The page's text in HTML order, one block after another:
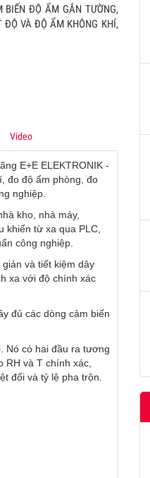
CO, BỘ ĐIỀU KHIỂN
CO 4-20MA, TỦ ĐIỀU
KHIẾN KHÍ CO
BIẾN KHÍ CO2
CO2 ỐNG GIÓ 0-
SÁT HỆ THỐNG
tích hợp
sát tạm thời hoặc
BIẾN ĐỘ ẨM GẮN TƯỜNG,
ĐỘ VÀ ĐỘ ẨM KHÔNG KHÍ,
Video
E+E ELEKTRONIK -
đo độ ẩm phòng, đo
nghiệp.
kho, nhà máy,
khiển từ xa qua PLC,
công nghiệp.
và tiết kiệm dây
xa với độ chính xác
đủ các dòng cảm biến
Nó có hai đầu ra tương
RH và T chính xác,
đối và tỷ lệ pha trộn.